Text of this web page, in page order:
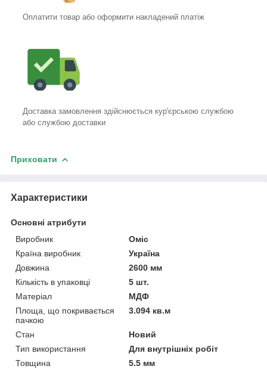
Оплатити товар або оформити накладений платіж
Доставка замовлення здійснюється кур'єрською службою
або службою доставки
Приховати
Характеристики
Основні атрибути
Виробник
Оміс
Країна виробник
Україна
Довжина
2600 мм
Кількість в упаковці
5 шт.
Матеріал
МДФ
Площа, що покривається
пачкою
3.094 кв.м
Стан
Новий
Тип використання
Для внутрішніх робіт
Товщина
5.5 мм